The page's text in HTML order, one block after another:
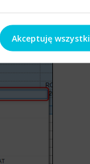
Akceptuję